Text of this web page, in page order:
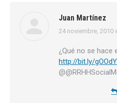
Juan Martínez
dice:
24 noviembre, 2010
¿Qué no se hace
http://bit.ly/